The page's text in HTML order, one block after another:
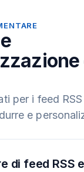
per i feed
e
di feed RSS e